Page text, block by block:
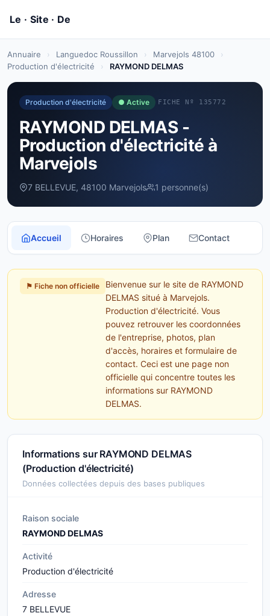
Annuaire › Languedoc Roussillon › Marvejols 48100
›
Production d'électricité
› RAYMOND DELMAS
Production d'électricité ● Active FICHE Nº 135772
RAYMOND DELMAS -
Production d'électricité à
Marvejols
7 BELLEVUE, 48100 Marvejols 1 personne(s)
Accueil Horaires Plan Contact
⚑ Fiche non officielle
Bienvenue sur le site de RAYMOND
DELMAS situé à Marvejols.
Production d'électricité. Vous
pouvez retrouver les coordonnées
de l'entreprise, photos, plan
d'accès, horaires et formulaire de
contact. Ceci est une page non
officielle qui concentre toutes les
informations sur RAYMOND
DELMAS.
Informations sur RAYMOND DELMAS
(Production d'électricité)
Données collectées depuis des bases publiques
Raison sociale
RAYMOND DELMAS
Activité
Production d'électricité
Adresse
7 BELLEVUE